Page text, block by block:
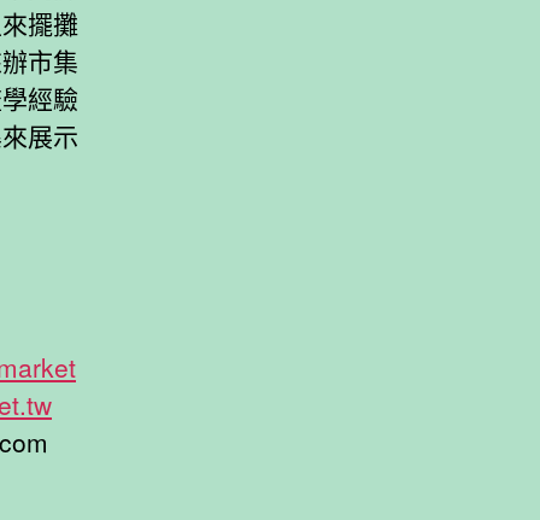
擺攤
市集
經驗
展示